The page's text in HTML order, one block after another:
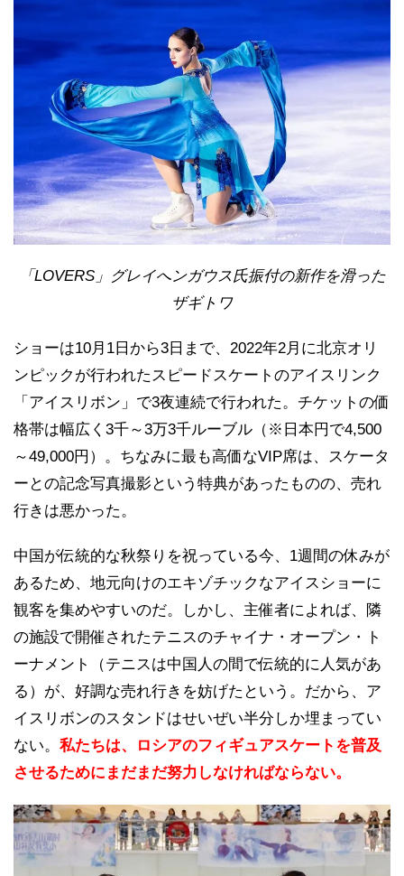
「LOVERS」グレイへンガウス氏振付の新作を滑った
ザギトワ
ショーは10月1日から3日まで、2022年2月に北京オリ
ンピックが行われたスピードスケートのアイスリンク
「アイスリボン」で3夜連続で行われた。チケットの価
格帯は幅広く3千～3万3千ルーブル（※日本円で4,500
～49,000円）。ちなみに最も高価なVIP席は、スケータ
ーとの記念写真撮影という特典があったものの、売れ
行きは悪かった。
中国が伝統的な秋祭りを祝っている今、1週間の休みが
あるため、地元向けのエキゾチックなアイスショーに
観客を集めやすいのだ。しかし、主催者によれば、隣
の施設で開催されたテニスのチャイナ・オープン・ト
ーナメント（テニスは中国人の間で伝統的に人気があ
る）が、好調な売れ行きを妨げたという。だから、ア
イスリボンのスタンドはせいぜい半分しか埋まってい
ない。 私たちは、ロシアのフィギュアスケートを普及
させるためにまだまだ努力しなければならない。